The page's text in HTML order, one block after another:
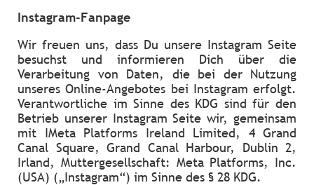
Instagram-Fanpage
Wir freuen uns, dass Du unsere Instagram Seite
besuchst und informieren Dich über die
Verarbeitung von Daten, die bei der Nutzung
unseres Online-Angebotes bei Instagram erfolgt.
Verantwortliche im Sinne des KDG sind für den
Betrieb unserer Instagram Seite wir, gemeinsam
mit IMeta Platforms Ireland Limited, 4 Grand
Canal Square, Grand Canal Harbour, Dublin 2,
Irland, Muttergesellschaft: Meta Platforms, Inc.
(USA) („Instagram“) im Sinne des § 28 KDG.